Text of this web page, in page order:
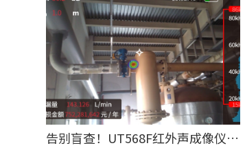
告别盲查！UT568F红外声成像仪，让汽车智造车间气体泄漏检测更智能高效